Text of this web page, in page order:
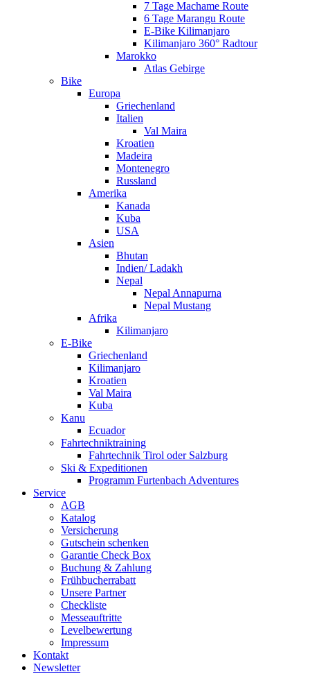
7 Tage Machame Route
6 Tage Marangu Route
E-Bike Kilimanjaro
Kilimanjaro 360° Radtour
Marokko
Atlas Gebirge
Bike
Europa
Griechenland
Italien
Val Maira
Kroatien
Madeira
Montenegro
Russland
Amerika
Kanada
Kuba
USA
Asien
Bhutan
Indien/ Ladakh
Nepal
Nepal Annapurna
Nepal Mustang
Afrika
Kilimanjaro
E-Bike
Griechenland
Kilimanjaro
Kroatien
Val Maira
Kuba
Kanu
Ecuador
Fahrtechniktraining
Fahrtechnik Tirol oder Salzburg
Ski & Expeditionen
Programm Furtenbach Adventures
Service
AGB
Katalog
Versicherung
Gutschein schenken
Garantie Check Box
Buchung & Zahlung
Frühbucherrabatt
Unsere Partner
Checkliste
Messeauftritte
Levelbewertung
Impressum
Kontakt
Newsletter